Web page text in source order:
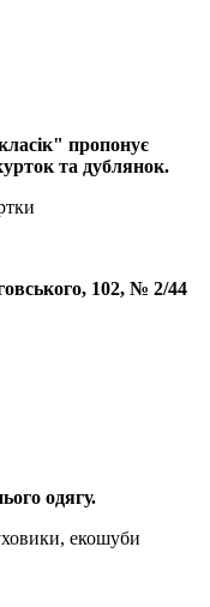
пропонує
та дублянок.
102, № 2/44
одягу.
екошуби